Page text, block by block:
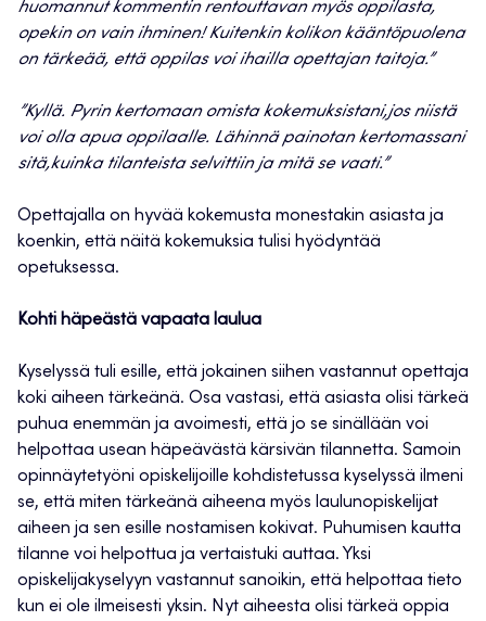
huomannut kommentin rentouttavan myös oppilasta,
opekin on vain ihminen! Kuitenkin kolikon kääntöpuolena
on tärkeää, että oppilas voi ihailla opettajan taitoja.”
”Kyllä. Pyrinkertomaan omista kokemuksistani,jos niistä
voi olla apua oppilaalle. Lähinnä painotan kertomassani
sitä,kuinka tilanteista selvittiin ja mitä se vaati.”
Opettajalla on hyvää kokemusta monestakin asiasta ja
koenkin, että näitä kokemuksia tulisi hyödyntää
opetuksessa.
Kohti häpeästä vapaata laulua
Kyselyssä tuli esille, että jokainen siihen vastannut opettaja
koki aiheen tärkeänä. Osa vastasi, että asiasta olisi tärkeä
puhua enemmän ja avoimesti, että jo se sinällään voi
helpottaa usean häpeävästä kärsivän tilannetta. Samoin
opinnäytetyöni opiskelijoille kohdistetussa kyselyssä ilmeni
se, että miten tärkeänä aiheena myös laulunopiskelijat
aiheen ja sen esille nostamisen kokivat. Puhumisen kautta
tilanne voi helpottua ja vertaistuki auttaa. Yksi
opiskelijakyselyyn vastannut sanoikin, että helpottaa tieto
kun ei ole ilmeisesti yksin. Nyt aiheesta olisi tärkeä oppia